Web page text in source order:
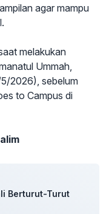
agar mampu
melakukan
Ummah,
2026), sebelum
to Campus di
Berturut-Turut